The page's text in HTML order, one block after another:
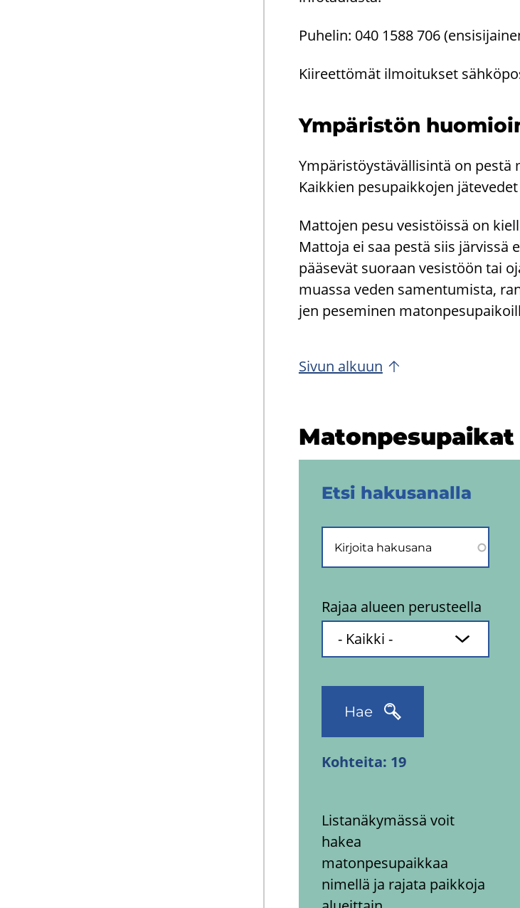
Pu­he­lin: 040 1588 706
Kii­reet­tö­mät il­moi­tuk­set
Ym­pä­ris­tön
Ym­pä­ris­töys­tä­väl­li­sin­tä on
Kaik­kien pe­su­paik­ko­jen
Mat­to­jen pesu ve­sis­töis­sä on
Mat­to­ja ei saa pestä siis jär­vis­sä
pää­se­vät suo­raan ve­sis­töön tai
muas­sa veden sa­men­tu­mis­ta,
jen pe­se­mi­nen
Sivun al­kuun
Ma­ton­pe­su­pai­kat
Etsi ha­kusa­nal­la
Rajaa alueen perusteella
Hae
Kohteita: 19
Listanäkymässä voit
hakea
matonpesupaikkaa
nimellä ja rajata paikkoja